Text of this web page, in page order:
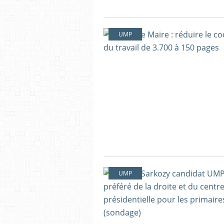
UMP
UMP